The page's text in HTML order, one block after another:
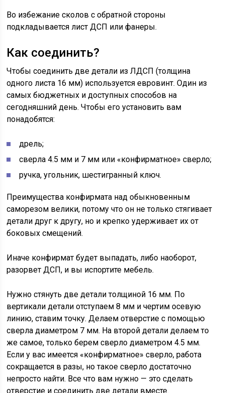
Во избежание сколов с обратной стороны
подкладывается лист ДСП или фанеры.
Как соединить?
Чтобы соединить две детали из ЛДСП (толщина
одного листа 16 мм) используется евровинт. Один из
самых бюджетных и доступных способов на
сегодняшний день. Чтобы его установить вам
понадобятся:
дрель;
сверла 4.5 мм и 7 мм или «конфирматное» сверло;
ручка, угольник, шестигранный ключ.
Преимущества конфирмата над обыкновенным
саморезом велики, потому что он не только стягивает
детали друг к другу, но и крепко удерживает их от
боковых смещений.
Иначе конфирмат будет выпадать, либо наоборот,
разорвет ДСП, и вы испортите мебель.
Нужно стянуть две детали толщиной 16 мм. По
вертикали детали отступаем 8 мм и чертим осевую
линию, ставим точку. Делаем отверстие с помощью
сверла диаметром 7 мм. На второй детали делаем то
же самое, только берем сверло диаметром 4.5 мм.
Если у вас имеется «конфирматное» сверло, работа
сокращается в разы, но такое сверло достаточно
непросто найти. Все что вам нужно — это сделать
отверстие и соединить две детали вместе.